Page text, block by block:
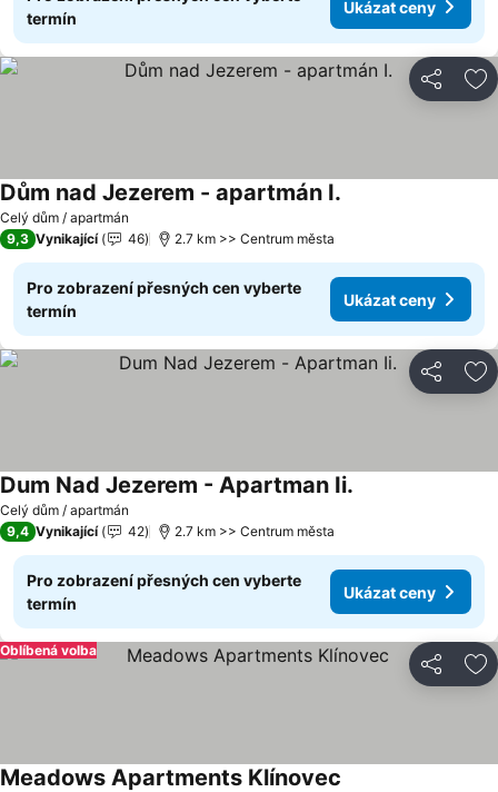
termín
Ukázat ceny
Sdílet
Celý dům / apartmán
Dům nad Jezerem - apartmán I.
9,3 Vynikající 46 2.7 km >> Centrum města
Pro zobrazení přesných cen vyberte
termín
Ukázat ceny
Sdílet
Celý dům / apartmán
Dum Nad Jezerem - Apartman Ii.
9,4 Vynikající 42 2.7 km >> Centrum města
Pro zobrazení přesných cen vyberte
termín
Ukázat ceny
Sdílet
Oblíbená volba
Meadows Apartments Klínovec